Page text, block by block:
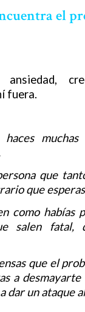
el
ansiedad,
fuera.
que
que
como habías
salen fatal,
que el
a
dar un ataque